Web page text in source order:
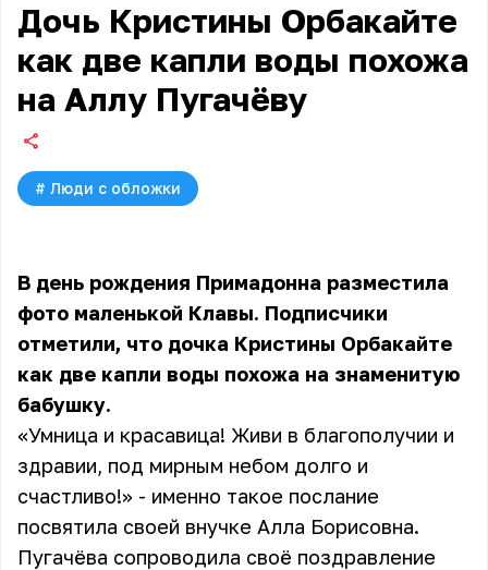
Дочь Кристины Орбакайте
как две капли воды похожа
на Аллу Пугачёву
# Люди с обложки
В день рождения Примадонна разместила
фото маленькой Клавы. Подписчики
отметили, что дочка Кристины Орбакайте
как две капли воды похожа на знаменитую
бабушку.
«Умница и красавица! Живи в благополучии и
здравии, под мирным небом долго и
счастливо!» - именно такое послание
посвятила своей внучке Алла Борисовна.
Пугачёва сопроводила своё поздравление